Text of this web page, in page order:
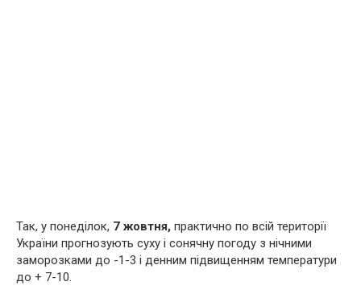
Так, у понеділок, 7 жовтня, практично по всій території
України прогнозують суху і сонячну погоду з нічними
заморозками до -1-3 і денним підвищенням температури
до + 7-10.